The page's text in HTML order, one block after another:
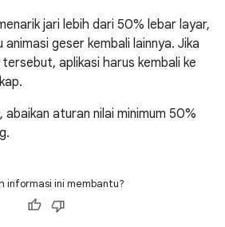
jari lebih dari 50% lebar layar,
geser kembali lainnya. Jika
aplikasi harus kembali ke
aturan nilai minimum 50%
informasi ini membantu?